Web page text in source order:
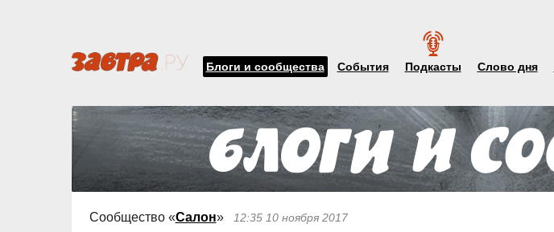
Блоги и сообщества События Подкасты Слово дня
Сообщество «Салон» 12:35 10 ноября 2017